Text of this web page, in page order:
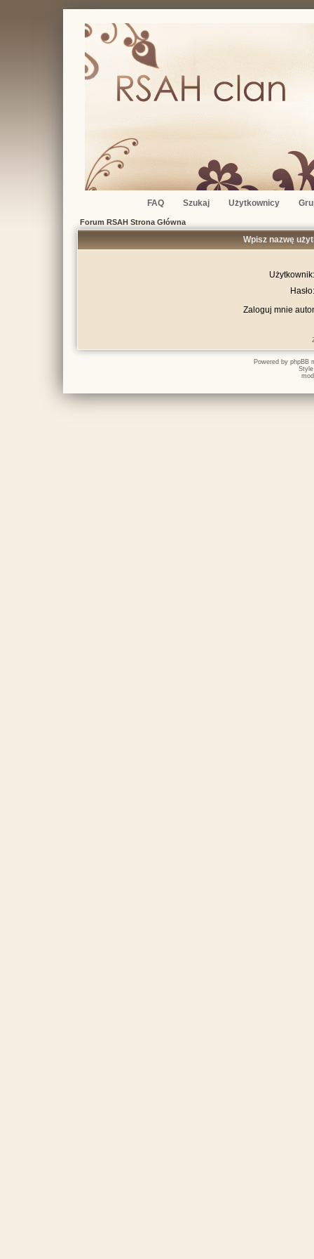
FAQ Szukaj Użytkownicy
Forum RSAH Strona Główna
Wpisz nazwę
Użytkownik:
Hasło:
Zaloguj mnie
Powered by phpBB